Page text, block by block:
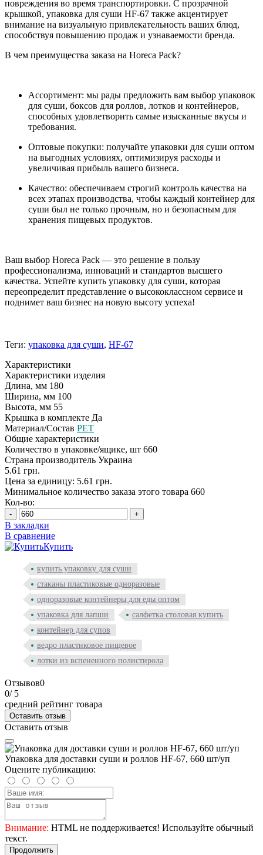
повреждения во время транспортировки. С прозрачной
крышкой, упаковка для суши HF-67 также акцентирует
внимание на визуальную привлекательность ваших блюд,
способствуя повышению продаж и узнаваемости бренда.
В чем преимущества заказа на Horeca Pack?
Ассортимент: мы рады предложить вам выбор упаковок
для суши, боксов для роллов, лотков и контейнеров,
способных удовлетворить самые изысканные вкусы и
требования.
Оптовые покупки: получайте упаковки для суши оптом
на выгодных условиях, оптимизируя расходы и
увеличивая прибыль вашего бизнеса.
Качество: обеспечиваем строгий контроль качества на
всех этапах производства, чтобы каждый контейнер для
суши был не только прочным, но и безопасным для
хранения пищевых продуктов.
Ваш выбор Horeca Pack — это решение в пользу
профессионализма, инноваций и стандартов высшего
качества. Успейте купить упаковку для суши, которая
переопределит представление о высококлассном сервисе и
поднимет ваш бизнес на новую высоту успеха!
Теги: упаковка для суши, HF-67
Характеристики
Характеристики изделия
Длина, мм 180
Ширина, мм 100
Высота, мм 55
Крышка в комплекте Да
Материал/Состав PET
Общие характеристики
Количество в упаковке/ящике, шт 660
Страна производитель Украина
5.61 грн.
Цена за единицу: 5.61 грн.
Минимальное количество заказа этого товара 660
Кол-во:
- +
В закладки
В сравнение
Купить
купить упаковку для суши
стаканы пластиковые одноразовые
одноразовые контейнеры для еды оптом
упаковка для лапши
салфетка столовая купить
контейнер для супов
ведро пластиковое пищевое
лотки из вспененного полистирола
Отзывов0
0/ 5
средний рейтинг товара
Оставить отзыв
Оставить отзыв
Упаковка для доставки суши и роллов HF-67, 660 шт/уп
Оцените публикацию:
Внимание: HTML не поддерживается! Используйте обычный
текст.
Продолжить